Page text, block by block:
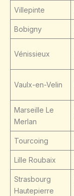
Villepinte
Bobigny
Vénissieux
Vaulx-en-Velin
Marseille Le
Merlan
Tourcoing
Lille Roubaix
Strasbourg
Hautepierre